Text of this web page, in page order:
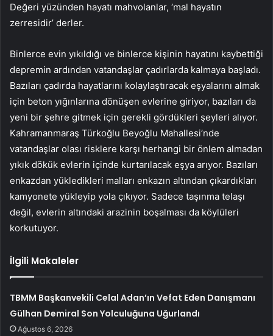
Değeri yüzünden hayatı mahvolanlar, ‘mal hayatın
zerresidir’ derler.
Binlerce evin yıkıldığı ve binlerce kişinin hayatını kaybettiği
depremin ardından vatandaşlar çadırlarda kalmaya başladı.
Bazıları çadırda hayatlarını kolaylaştıracak eşyalarını almak
için beton yığınlarına dönüşen evlerine giriyor, bazıları da
yeni bir şehre gitmek için gerekli gördükleri şeyleri alıyor.
Kahramanmaraş Türkoğlu Beyoğlu Mahallesi’nde
vatandaşlar olası risklere karşı herhangi bir önlem almadan
yıkık dökük evlerin içinde kurtarılacak eşya arıyor. Bazıları
enkazdan yükledikleri malları enkazın altından çıkardıkları
kamyonete yükleyip yola çıkıyor. Sadece taşınma telaşı
değil, evlerin altındaki arazinin boşalması da köylüleri
korkutuyor.
İlgili Makaleler
TBMM Başkanvekili Celal Adan’ın Vefat Eden Danışmanı
Gülhan Demiral Son Yolculuğuna Uğurlandı
Ağustos 6, 2026